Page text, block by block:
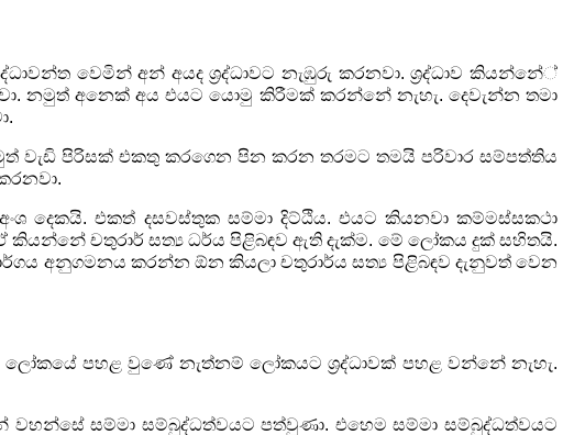
වෙමින් අන් අයද ශ්‍රද්ධාවට නැඹුරු කරනවා. ශ්‍රද්ධාව කියන්නේ්
නමුත් අනෙක් අය එයට යොමු කිරීමක් කරන්නේ නැහැ. දෙවැන්න තමා
වැඩි පිරිසක් එකතු කරගෙන පින කරන තරමට තමයි පරිවාර සම්පත්තිය
දෙකයි. එකත් දසවස්තුක සම්මා දිට්ඨිය. එයට කියනවා කම්මස්සකථා
කියන්නේ චතුරාර් සත්‍ය ධර්ය පිළිබඳව ඇති දැක්ම. මේ ලෝකය දුක් සහිතයි.
අනුගමනය කරන්න ඕන කියලා චතුරාර්ය සත්‍ය පිළිබඳව දැනුවත් වෙන
පහළ වුණේ නැත්නම් ලෝකයට ශ්‍රද්ධාවක් පහළ වන්නේ නැහැ.
වහන්සේ සම්මා සම්බුද්ධත්වයට පත්වුණා. එහෙම සම්මා සම්බුද්ධත්වයට